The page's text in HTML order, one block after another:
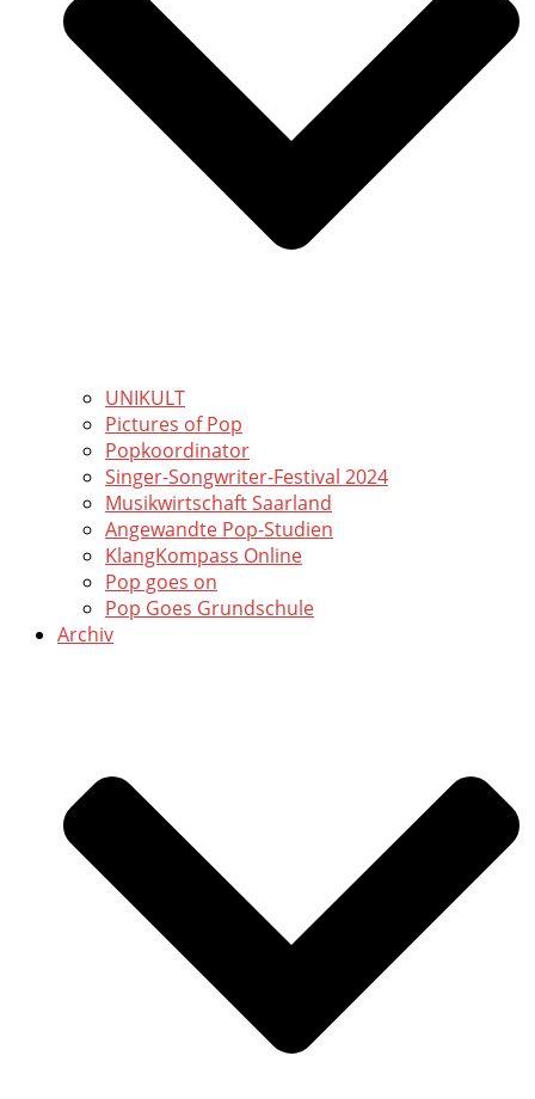
UNIKULT
Pictures of Pop
Popkoordinator
Singer-Songwriter-Festival 2024
Musikwirtschaft Saarland
Angewandte Pop-Studien
KlangKompass Online
Pop goes on
Pop Goes Grundschule
Archiv